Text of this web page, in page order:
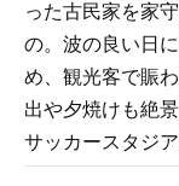
った古民家を家
の。波の良い日
め、観光客で賑
出や夕焼けも絶
サッカースタジ